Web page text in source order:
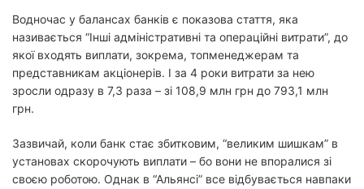
Водночас у балансах банків є показова стаття, яка
називається “Інші адміністративні та операційні витрати”, до
якої входять виплати, зокрема, топменеджерам та
представникам акціонерів. І за 4 роки витрати за нею
зросли одразу в 7,3 раза – зі 108,9 млн грн до 793,1 млн
грн.
Зазвичай, коли банк стає збитковим, “великим шишкам” в
установах скорочують виплати – бо вони не впоралися зі
своєю роботою. Однак в “Альянсі” все відбувається навпаки